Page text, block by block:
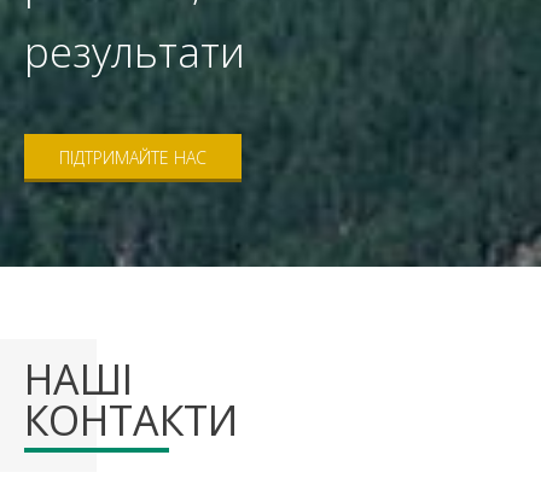
результати
ПІДТРИМАЙТЕ НАС
НАШІ
КОНТАКТИ